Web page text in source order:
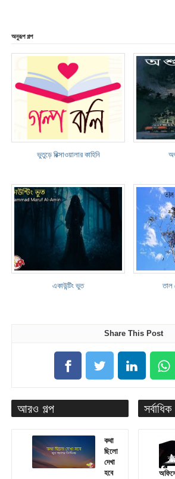
অনুরূপ গল্প
ভুতুড়ে রিক্সাওয়ালার কাহিনি
একাউন্টিং ভুত তাল
Share This Post
আরও গল্প
কথা
ছিলো
দেখা
হবে